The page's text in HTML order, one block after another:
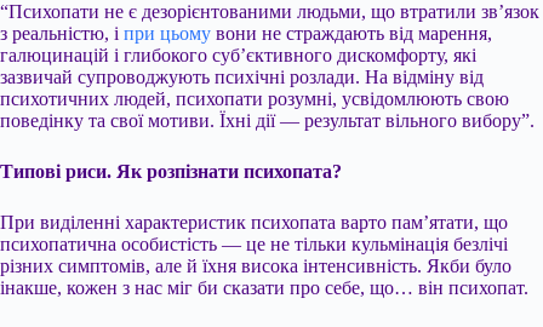
“Психопати не є дезорієнтованими людьми, що втратили зв’язок
з реальністю, і при цьому вони не страждають від марення,
галюцинацій і глибокого суб’єктивного дискомфорту, які
зазвичай супроводжують психічні розлади. На відміну від
психотичних людей, психопати розумні, усвідомлюють свою
поведінку та свої мотиви. Їхні дії — результат вільного вибору”.
Типові риси. Як розпізнати психопата?
При виділенні характеристик психопата варто пам’ятати, що
психопатична особистість — це не тільки кульмінація безлічі
різних симптомів, але й їхня висока інтенсивність. Якби було
інакше, кожен з нас міг би сказати про себе, що… він психопат.